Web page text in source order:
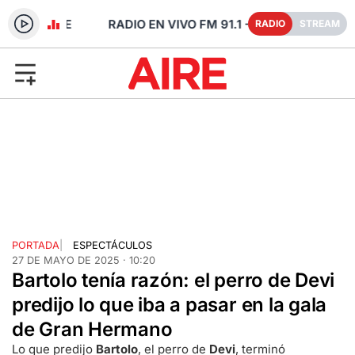
SANTA FE RADIO STREAM
PORTADA
ESPECTÁCULOS
27 DE MAYO DE 2025 · 10:20
Bartolo tenía razón: el perro de Devi
predijo lo que iba a pasar en la gala
de Gran Hermano
Lo que predijo Bartolo, el perro de Devi, terminó